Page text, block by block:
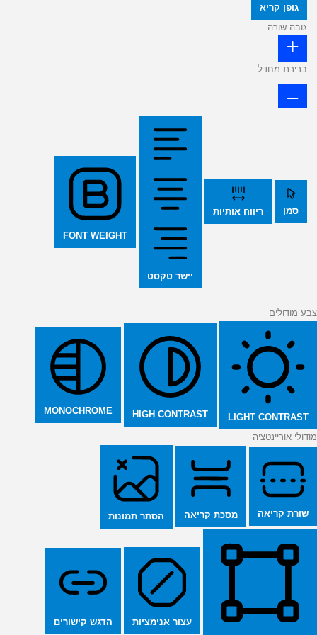
גופן קריא
גובה שורה
ברירת מחדל
סמן ריווח אותיות
יישר טקסט
FONT WEIGHT
צבע מודולים
LIGHT CONTRAST
HIGH CONTRAST
MONOCHROME
מודולי אוריינטציה
שורת קריאה מסכת קריאה הסתר תמונות
עצור אנימציות הדגש קישורים